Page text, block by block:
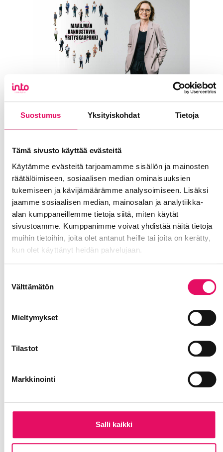
Suostumus Yksityiskohdat Tietoja
Tämä sivusto käyttää evästeitä
Käytämme evästeitä tarjoamamme sisällön ja mainosten
räätälöimiseen, sosiaalisen median ominaisuuksien
tukemiseen ja kävijämäärämme analysoimiseen. Lisäksi
jaamme sosiaalisen median, mainosalan ja analytiikka-
alan kumppaneillemme tietoja siitä, miten käytät
sivustoamme. Kumppanimme voivat yhdistää näitä tietoja
muihin tietoihin, joita olet antanut heille tai joita on kerätty,
kun olet käyttänyt heidän palvelujaan.
valinta
Välttämätön
Mieltymykset
Tilastot
Markkinointi
Salli kaikki
auttamaan myös sinun
yritystäsi
Olemme vuosittain yhteydessä
alueellamme ja muualla Suomessa.
Me tiedämme, mitä yrityksen
perustaminen, kasvattaminen tai
sijoittuminen uudelle
paikkakunnalle tarkoittaa ja mitä
kaikkea pitää ottaa huomioon.
Valitessasi Seinäjoen saavut
maailman kannustavin
Lue lisää
paikka myös sinun yrityksellesi >>
Kiinnostuitko Seinäjoesta? Ota
yhteyttä: